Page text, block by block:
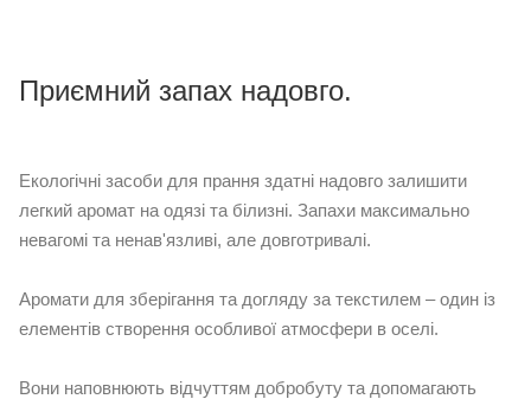
Приємний запах надовго.
Екологічні засоби для прання здатні надовго залишити
легкий аромат на одязі та білизні. Запахи максимально
невагомі та ненав'язливі, але довготривалі.
Аромати для зберігання та догляду за текстилем – один із
елементів створення особливої ​​атмосфери в оселі.
Вони наповнюють відчуттям добробуту та допомагають